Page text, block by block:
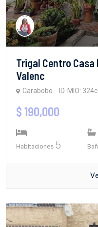
Trigal Centro Casa
Valenc
Carabobo ID-MIO: 324c
$ 190,000
Habitaciones 5